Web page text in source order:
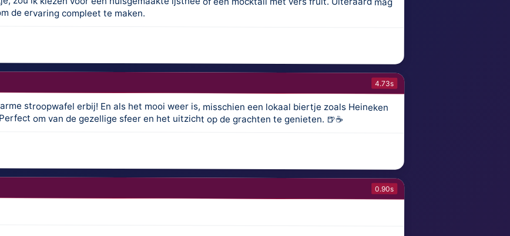
de ervaring compleet te maken.
4.73s
stroopwafel erbij! En als het mooi weer is, misschien een lokaal biertje zoals Heineken
om van de gezellige sfeer en het uitzicht op de grachten te genieten. 🍺☕️
0.90s